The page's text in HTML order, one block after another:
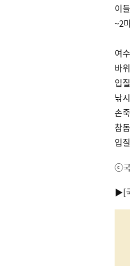
이
~2
여
바
입
낚
손
참
입
ⓒ국
▶[